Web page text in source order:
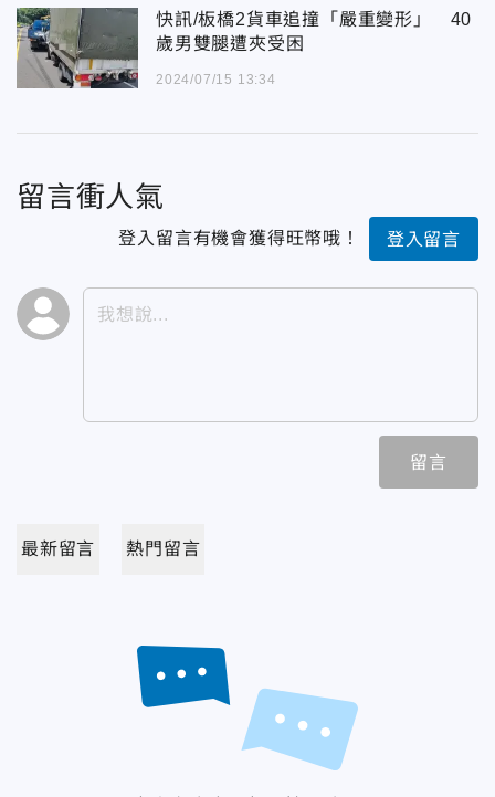
快訊/板橋2貨車追撞「嚴重變形」 40
歲男雙腿遭夾受困
2024/07/15 13:34
留言衝人氣
登入留言有機會獲得旺幣哦！ 登入留言
留言
最新留言 熱門留言